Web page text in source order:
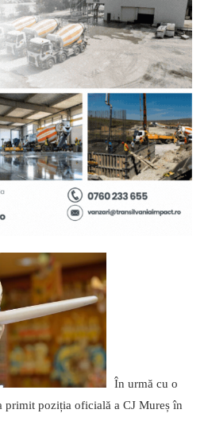
În urmă cu o
primit poziția oficială a CJ Mureș în